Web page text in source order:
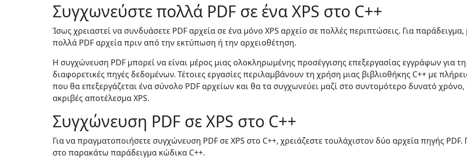
Συγχωνεύστε πολλά PDF σε ένα XPS στο C++
Ίσως χρειαστεί να συνδυάσετε PDF αρχεία σε ένα μόνο XPS αρχείο σε πολλές περιπτώσεις. Για
πολλά PDF αρχεία πριν από την εκτύπωση ή την αρχειοθέτηση.
Η συγχώνευση PDF μπορεί να είναι μέρος μιας ολοκληρωμένης προσέγγισης επεξεργασίας εγγράφων για
διαφορετικές πηγές δεδομένων. Τέτοιες εργασίες περιλαμβάνουν τη χρήση μιας βιβλιοθήκης C++ με
που θα επεξεργάζεται ένα σύνολο PDF αρχείων και θα τα συγχωνεύει μαζί στο συντομότερο δυνατό
ακριβές αποτέλεσμα XPS.
Συγχώνευση PDF σε XPS στο C++
Για να πραγματοποιήσετε συγχώνευση PDF σε XPS στο C++, χρειάζεστε τουλάχιστον δύο αρχεία πηγής
στο παρακάτω παράδειγμα κώδικα C++.